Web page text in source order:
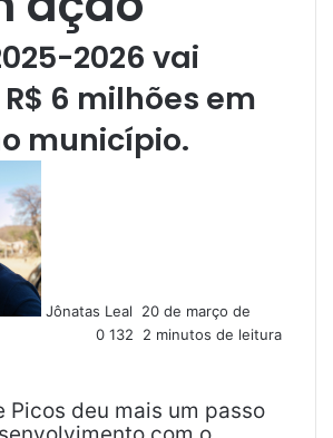
2026 vai
6 milhões em
município.
Jônatas Leal
m
e
a
i
20 de março de
0 132 2 minutos de leitura
Picos deu mais um passo